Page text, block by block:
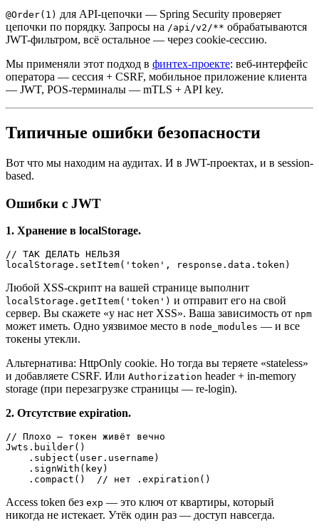
@Order(1) для API-цепочки — Spring Security проверяет
цепочки по порядку. Запросы на /api/v2/** обрабатываются
JWT-фильтром, всё остальное — через cookie-сессию.
Мы применяли этот подход в финтех-проекте: веб-интерфейс
оператора — сессия + CSRF, мобильное приложение клиента
— JWT, POS-терминалы — mTLS + API key.
Типичные ошибки безопасности
Вот что мы находим на аудитах. И в JWT-проектах, и в session-
based.
Ошибки с JWT
1. Хранение в localStorage.
// ТАК ДЕЛАТЬ НЕЛЬЗЯ
Любой XSS-скрипт на вашей странице выполнит
localStorage.getItem('token') и отправит его на свой
сервер. Вы скажете «у нас нет XSS». Ваша зависимость от npm
может иметь. Одно уязвимое место в node_modules — и все
токены утекли.
Альтернатива: HttpOnly cookie. Но тогда вы теряете «stateless»
и добавляете CSRF. Или Authorization header + in-memory
storage (при перезагрузке страницы — re-login).
2. Отсутствие expiration.
// Плохо — токен живёт вечно
Jwts.builder()
    .subject(user.username)
    .signWith(key)
Access token без exp — это ключ от квартиры, который
никогда не истекает. Утёк один раз — доступ навсегда.